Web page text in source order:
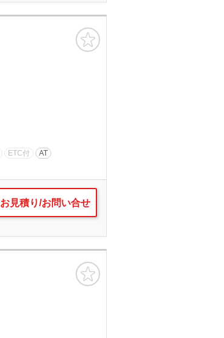
ETC付 AT
お見積り/お問い合せ